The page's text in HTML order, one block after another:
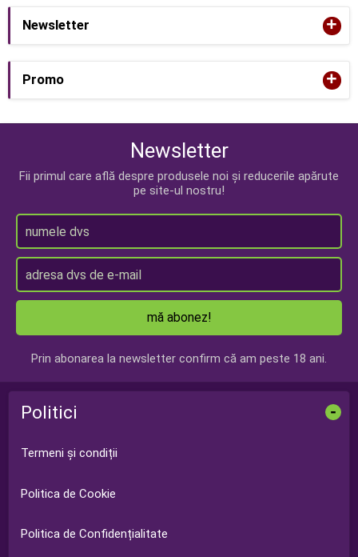
Newsletter +
Promo +
Newsletter
Fii primul care află despre produsele noi și reducerile apărute
pe site-ul nostru!
mă abonez!
Prin abonarea la newsletter confirm că am peste 18 ani.
Politici -
Termeni și condiții
Politica de Cookie
Politica de Confidențialitate